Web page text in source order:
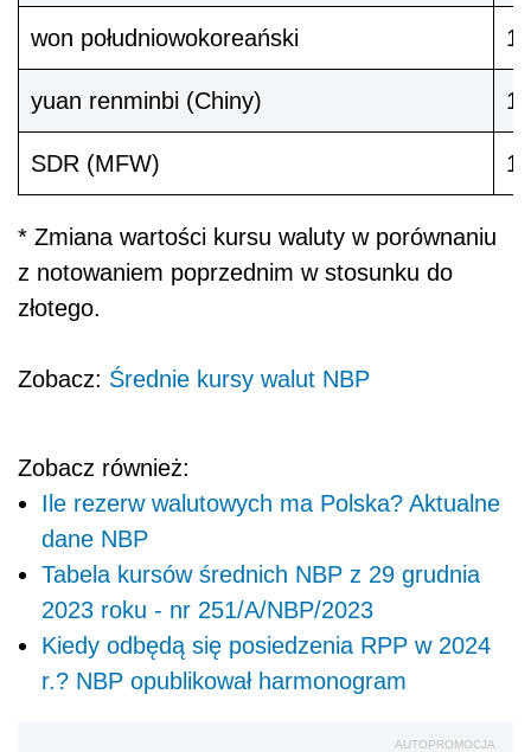
won południowokoreański
yuan renminbi (Chiny) 1
SDR (MFW) 1
* Zmiana wartości kursu waluty w porównaniu
z notowaniem poprzednim w stosunku do
złotego.
Zobacz: Średnie kursy walut NBP
Zobacz również:
Ile rezerw walutowych ma Polska? Aktualne
dane NBP
Tabela kursów średnich NBP z 29 grudnia
2023 roku - nr 251/A/NBP/2023
Kiedy odbędą się posiedzenia RPP w 2024
r.? NBP opublikował harmonogram
AUTOPROMOCJA